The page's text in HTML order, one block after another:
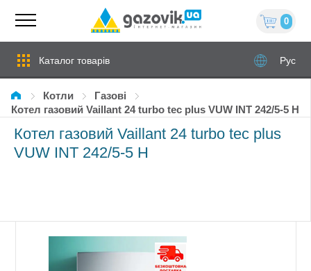
0
Каталог товарів Рус
Котли
газові
Котел газовий Vaillant 24 turbo tec plus VUW INT 242/5-5 Н
Котел газовий Vaillant 24 turbo tec plus
VUW INT 242/5-5 Н